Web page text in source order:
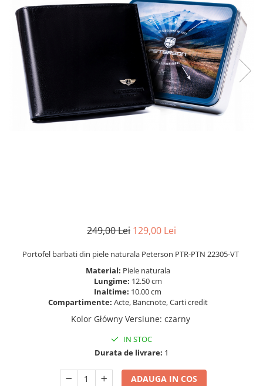
249,00 Lei 129,00 Lei
Portofel barbati din piele naturala Peterson PTR-PTN 22305-VT
Material: Piele naturala
Lungime: 12.50 cm
Inaltime: 10.00 cm
Compartimente: Acte, Bancnote, Carti credit
Kolor Główny Versiune: czarny
IN STOC
Durata de livrare: 1
ADAUGA IN COS